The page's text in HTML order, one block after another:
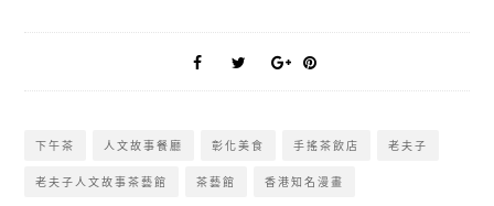
下午茶 人文故事餐廳 彰化美食 手搖茶飲店 老夫子
老夫子人文故事茶藝館 茶藝館 香港知名漫畫